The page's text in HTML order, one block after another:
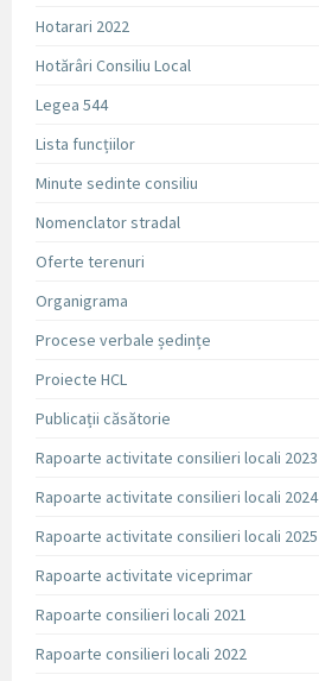
Hotarari 2022
Hotărâri Consiliu Local
Legea 544
Lista funcțiilor
Minute sedinte consiliu
Nomenclator stradal
Oferte terenuri
Organigrama
Procese verbale ședințe
Proiecte HCL
Publicații căsătorie
Rapoarte activitate consilieri locali 2023
Rapoarte activitate consilieri locali 2024
Rapoarte activitate consilieri locali 2025
Rapoarte activitate viceprimar
Rapoarte consilieri locali 2021
Rapoarte consilieri locali 2022